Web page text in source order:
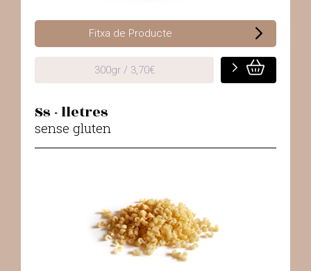
Fitxa de Producte
300gr / 3,70€
Ss - lletres
sense gluten